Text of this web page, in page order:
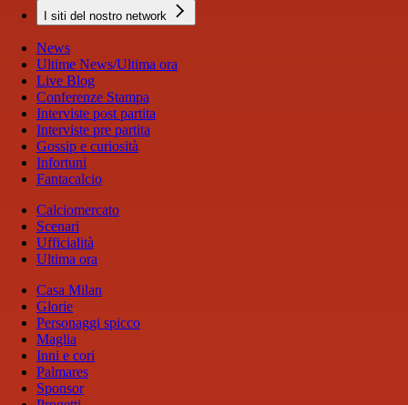
I siti del nostro network
News
Ultime News/Ultima ora
Live Blog
Conferenze Stampa
Interviste post partita
Interviste pre partita
Gossip e curiosità
Infortuni
Fantacalcio
Calciomercato
Scenari
Ufficialità
Ultima ora
Casa Milan
Glorie
Personaggi spicco
Maglia
Inni e cori
Palmares
Sponsor